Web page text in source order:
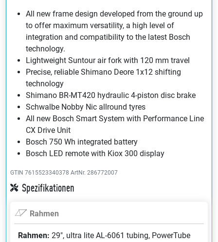
All new frame design developed from the ground up
to offer maximum versatility, a high level of
integration and compatibility to the latest Bosch
technology.
Lightweight Suntour air fork with 120 mm travel
Precise, reliable Shimano Deore 1x12 shifting
technology
Shimano BR-MT420 hydraulic 4-piston disc brake
Schwalbe Nobby Nic allround tyres
All new Bosch Smart System with Performance Line
CX Drive Unit
Bosch 750 Wh integrated battery
Bosch LED remote with Kiox 300 display
GTIN 7615523340378 ArtNr. 286772007
Spezifikationen
Rahmen
Rahmen: 29", ultra lite AL-6061 tubing, PowerTube